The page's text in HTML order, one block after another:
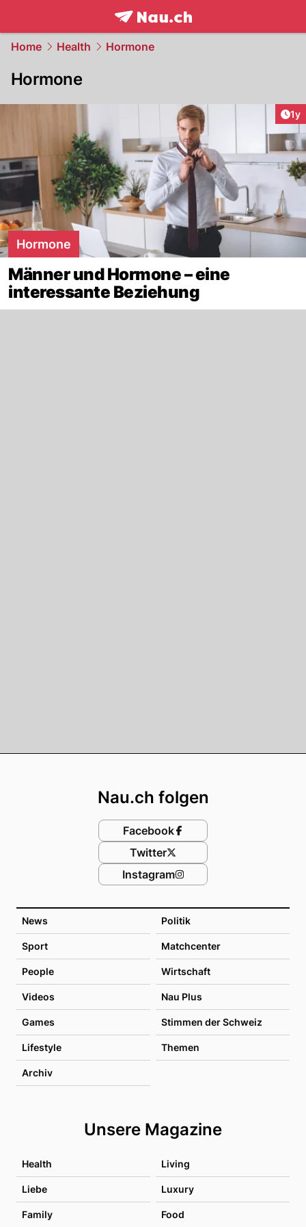
frontpage.NAU.ch
Home Health Hormone
Hormone
1y
Hormone
Männer und Hormone – eine
interessante Beziehung
News Politik
Sport Matchcenter
People Wirtschaft
Videos Nau Plus
Games Stimmen der Schweiz
Lifestyle Themen
Archiv
Unsere Magazine
Health Living
Liebe Luxury
Family Food
Nau.ch folgen
Facebook
Twitter
Instagram